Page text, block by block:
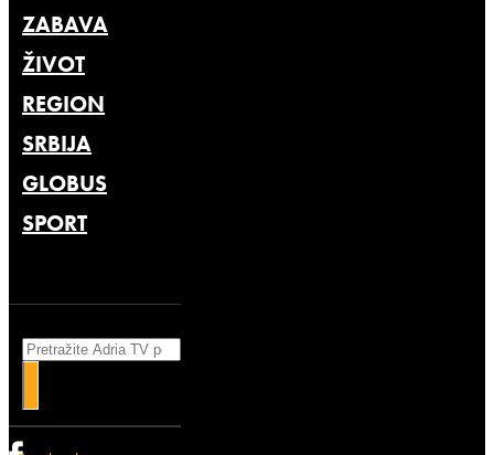
ZABAVA
ŽIVOT
REGION
SRBIJA
GLOBUS
SPORT